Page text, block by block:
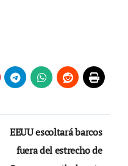
EEUU escoltará barcos
fuera del estrecho de